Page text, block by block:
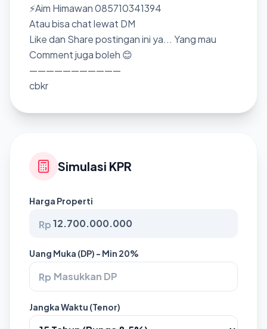
⚡Aim Himawan 085710341394
Atau bisa chat lewat DM
Like dan Share postingan ini ya... Yang mau
Comment juga boleh 😊
———————————
cbkr
Simulasi KPR
Harga Properti
Rp
Uang Muka (DP) - Min 20%
Rp
Jangka Waktu (Tenor)